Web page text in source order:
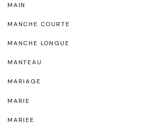
MAIN
MANCHE COURTE
MANCHE LONGUE
MANTEAU
MARIAGE
MARIE
MARIEE